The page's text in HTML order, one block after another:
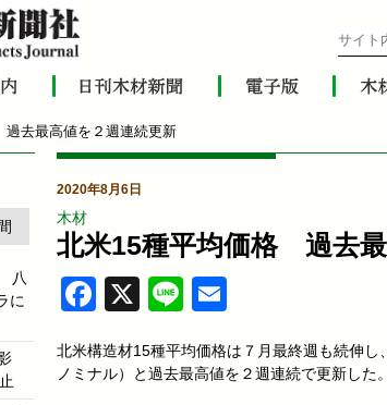
去最高値を２週連続更新
2020年8月6日
木材
北米15種平均価格 過去
Facebook
X Line
北米構造材15種平均価格は７月最終週も続伸し
ノミナル）と過去最高値を２週連続で更新した。
八
に